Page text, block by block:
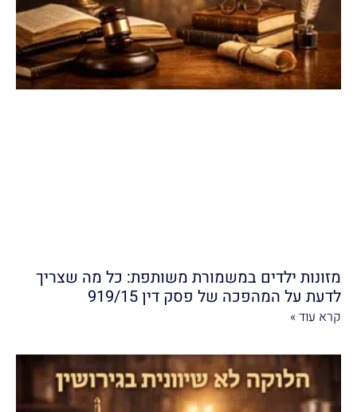
מזונות ילדים במשמורת משותפת: כל מה שצריך
לדעת על המהפכה של פסק דין 919/15
קרא עוד »